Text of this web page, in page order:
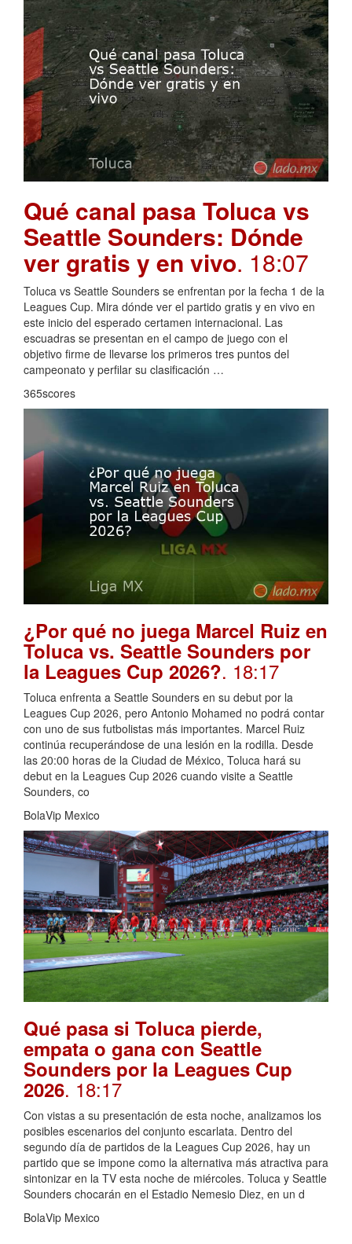
Qué canal pasa Toluca vs
Seattle Sounders: Dónde
ver gratis y en vivo. 18:07
Toluca vs Seattle Sounders se enfrentan por la fecha 1 de la
Leagues Cup. Mira dónde ver el partido gratis y en vivo en
este inicio del esperado certamen internacional. Las
escuadras se presentan en el campo de juego con el
objetivo firme de llevarse los primeros tres puntos del
campeonato y perfilar su clasificación …
365scores
¿Por qué no juega Marcel Ruiz en
Toluca vs. Seattle Sounders por
la Leagues Cup 2026?. 18:17
Toluca enfrenta a Seattle Sounders en su debut por la
Leagues Cup 2026, pero Antonio Mohamed no podrá contar
con uno de sus futbolistas más importantes. Marcel Ruiz
continúa recuperándose de una lesión en la rodilla. Desde
las 20:00 horas de la Ciudad de México, Toluca hará su
debut en la Leagues Cup 2026 cuando visite a Seattle
Sounders, co
BolaVip Mexico
Qué pasa si Toluca pierde,
empata o gana con Seattle
Sounders por la Leagues Cup
2026. 18:17
Con vistas a su presentación de esta noche, analizamos los
posibles escenarios del conjunto escarlata. Dentro del
segundo día de partidos de la Leagues Cup 2026, hay un
partido que se impone como la alternativa más atractiva para
sintonizar en la TV esta noche de miércoles. Toluca y Seattle
Sounders chocarán en el Estadio Nemesio Diez, en un d
BolaVip Mexico